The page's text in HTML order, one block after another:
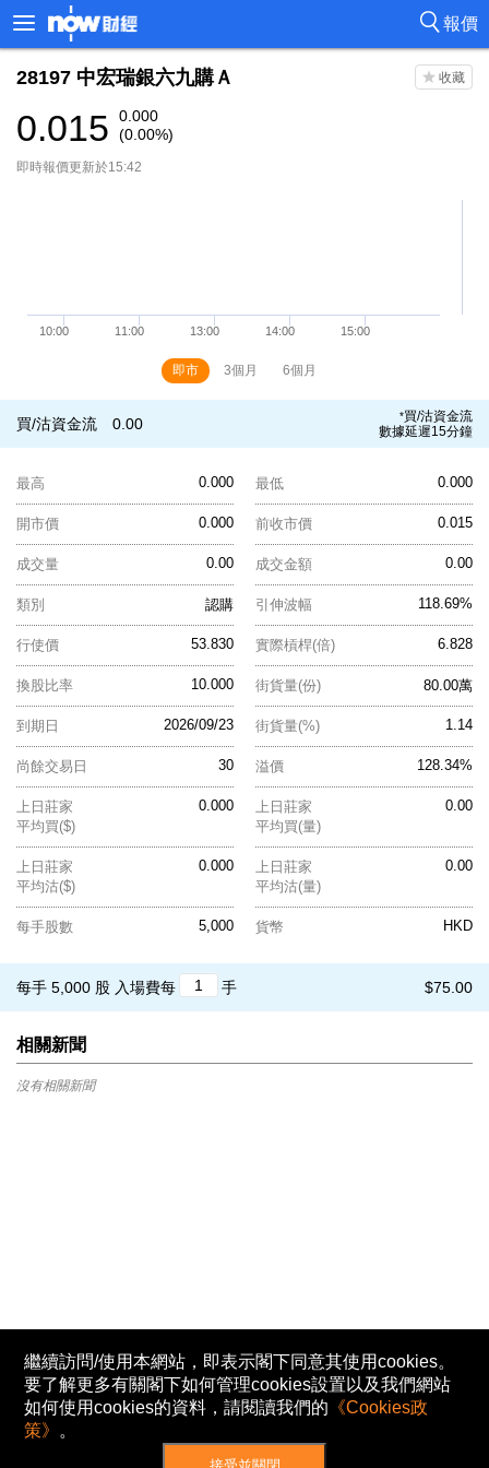
報價
28197 中宏瑞銀六九購Ａ
0.015
0.000
(0.00%)
即時報價更新於15:42
即市 3個月 6個月
買/沽資金流 0.00 *買/沽資金流
數據延遲15分鐘
0.000
最高 0.000
最低
0.000
開市價 0.015
前收市價
0.00
成交量 0.00
成交金額
認購
類別 118.69%
引伸波幅
53.830
行使價 6.828
實際槓桿(倍)
10.000
換股比率 80.00萬
街貨量(份)
2026/09/23
到期日 1.14
街貨量(%)
30
尚餘交易日 128.34%
溢價
0.000
上日莊家
平均買($)
0.00
上日莊家
平均買(量)
0.000
上日莊家
平均沽($)
0.00
上日莊家
平均沽(量)
5,000
每手股數 HKD
貨幣
$75.00
每手 5,000 股 入場費每 手
相關新聞
沒有相關新聞
繼續訪問/使用本網站，即表示閣下同意其使用cookies。
要了解更多有關閣下如何管理cookies設置以及我們網站
如何使用cookies的資料，請閱讀我們的 《Cookies政
策》 。